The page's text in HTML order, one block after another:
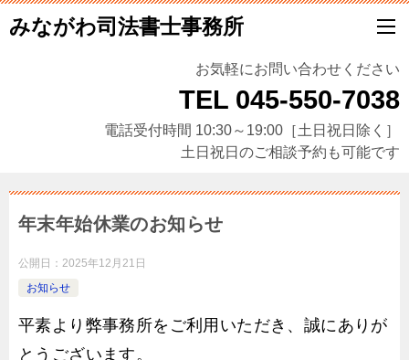
みながわ司法書士事務所
お気軽にお問い合わせください
TEL 045-550-7038
電話受付時間 10:30～19:00［土日祝日除く］
土日祝日のご相談予約も可能です
年末年始休業のお知らせ
公開日： 2025年12月21日
お知らせ
平素より弊事務所をご利用いただき、誠にありが
とうございます。